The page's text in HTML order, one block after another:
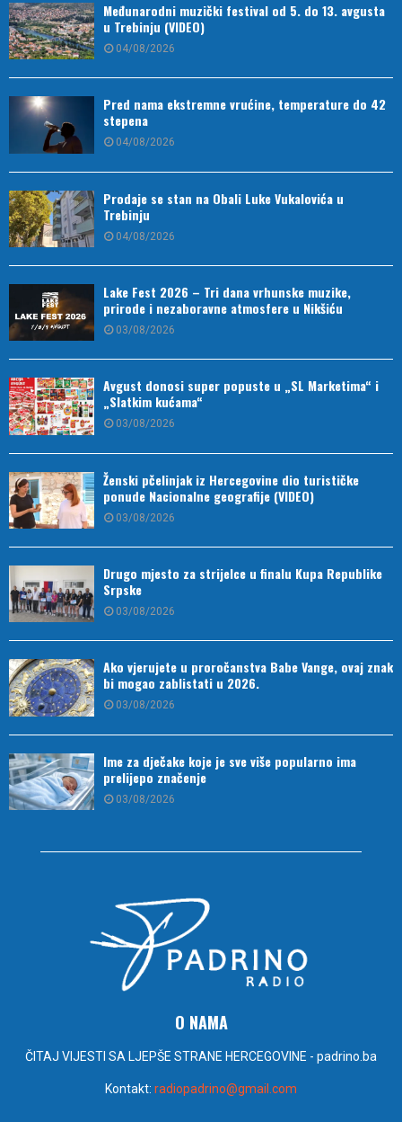
Međunarodni muzički festival od 5. do 13. avgusta
u Trebinju (VIDEO)
04/08/2026
Pred nama ekstremne vrućine, temperature do 42
stepena
04/08/2026
Prodaje se stan na Obali Luke Vukalovića u
Trebinju
04/08/2026
Lake Fest 2026 – Tri dana vrhunske muzike,
prirode i nezaboravne atmosfere u Nikšiću
03/08/2026
Avgust donosi super popuste u „SL Marketima“ i
„Slatkim kućama“
03/08/2026
Ženski pčelinjak iz Hercegovine dio turističke
ponude Nacionalne geografije (VIDEO)
03/08/2026
Drugo mjesto za strijelce u finalu Kupa Republike
Srpske
03/08/2026
Ako vjerujete u proročanstva Babe Vange, ovaj znak
bi mogao zablistati u 2026.
03/08/2026
Ime za dječake koje je sve više popularno ima
prelijepo značenje
03/08/2026
O NAMA
ČITAJ VIJESTI SA LJEPŠE STRANE HERCEGOVINE - padrino.ba
Kontakt: radiopadrino@gmail.com